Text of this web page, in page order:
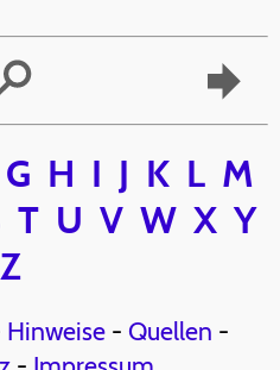
G H I J K L M
T U V W X Y
Z
Hinweise- Quellen -